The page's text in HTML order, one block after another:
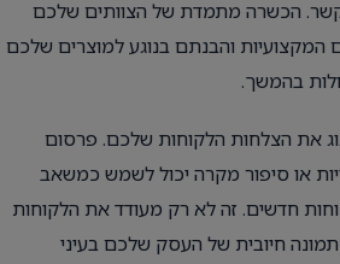
הכשרה מתמדת של הצוותים שלכם
המקצועיות והבנתם בנוגע למוצרים שלכם
בהמשך.
את הצלחות הלקוחות שלכם. פרסום
או סיפור מקרה יכול לשמש כמשאב
חדשים. זה לא רק מעודד את הלקוחות
חיובית של העסק שלכם בעיני